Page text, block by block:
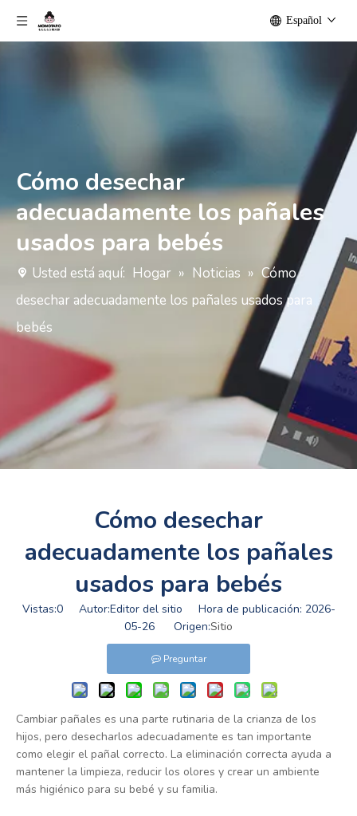
Español
Cómo desechar
adecuadamente los pañales
usados ​​para bebés
Usted está aquí: Hogar » Noticias » Cómo
desechar adecuadamente los pañales usados ​​para
bebés
Cómo desechar
adecuadamente los pañales
usados ​​para bebés
Vistas:0Autor:Editor del sitio Hora de publicación: 2026-
05-26 Origen:Sitio
Preguntar
Cambiar pañales es una parte rutinaria de la crianza de los
hijos, pero desecharlos adecuadamente es tan importante
como elegir el pañal correcto. La eliminación correcta ayuda a
mantener la limpieza, reducir los olores y crear un ambiente
más higiénico para su bebé y su familia.